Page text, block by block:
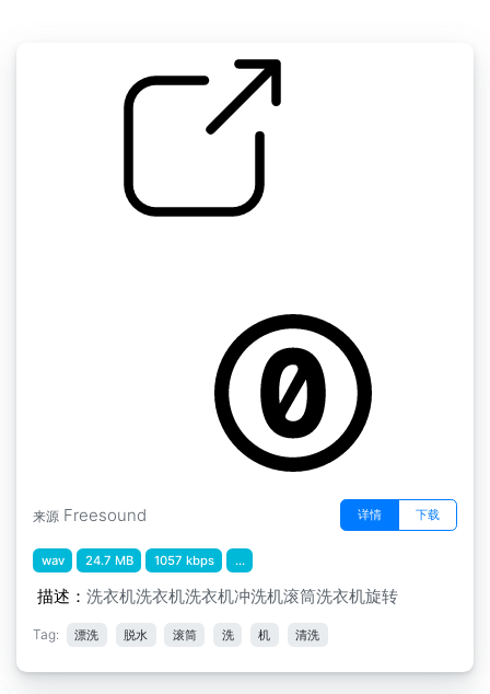
来源 Freesound 详情 下载
wav 24.7 MB 1057 kbps ...
描述： 洗衣机洗衣机洗衣机冲洗机滚筒洗衣机旋转
Tag: 漂洗 脱水 滚筒 洗 机 清洗